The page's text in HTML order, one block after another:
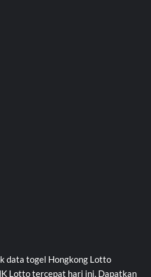
data togel Hongkong Lotto
Lotto tercepat hari ini. Dapatkan